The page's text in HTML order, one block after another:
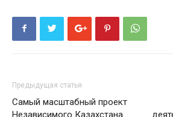
Предыдущая статья
Самый масштабный проект
Независимого Казахстана